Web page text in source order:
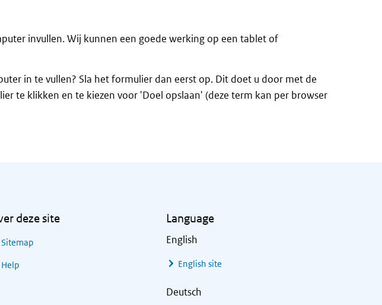
invullen. Wij kunnen een goede werking op een tablet of
in te vullen? Sla het formulier dan eerst op. Dit doet u door met de
te klikken en te kiezen voor 'Doel opslaan' (deze term kan per browser
deze site
Sitemap
Help
Language
English
English site
Deutsch